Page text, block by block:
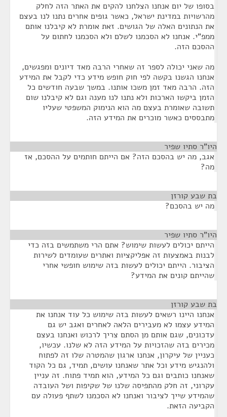
בסופו של יום אנחנו הצלחנו להקים את האתר הזה לחלק
מהרשויות במדינת ישראל, כאשר גופים אחרים נתנו לנו בעצם
את הנתונים האלה של הגושים. זאת אומרת לא קיבלנו אותם
ממפ"י. אנחנו לא הסכמנו לשלם ולא הסכמנו לחתום על
ההסכם הזה.
מה שאני יכולה לספר זה שאחרי הרבה מאד דיונים ומפגשים,
אנחנו הגשנו בקשה לפי חוק חופש מידע כדי לקבל את המידע
הזה. הרבה מאד זמן משכו אותנו. במשך שבעה חודשים כל
הזמן ביקשו הארכות ולא נתנו לנו מענה וגם לא קיבלנו שום
תשובה שאומרת בעצם מה הוא הנימוק המשפטי שעליו
מתבססים כאשר מוכרים את המידע הזה.
היו"ר סתיו שפיר
אגב, מה יש בהסכם הזה? אם הייתם חותמים על ההסכם, אז
מה?
בת שבע קורזן
מה יש בהסכם?
היו"ר סתיו שפיר
הייתם יכולים לעשות שימוש? אתם הרי משתמשים בזה כדי
לבנות באמצעות זה אפליקציות ואתרים שעומדים לשירות
הציבור. הייתם יכולים לעשות בזה שימוש חופשי אחרי
שהייתם קונים את המידע?
בת שבע קורזן
אנחנו היינו רשאים לעשות בזה שימוש כל עוד אנחנו את
המידע עצמו לא מעבירים הלאה לאחרים ואגב יש גם
עדכונים, שגם אותם מן הסתם צריך לרכוש ואנחנו בעצם
מכירים בזה שהזכויות על המידע הזה לא שלנו. עכשיו,
כעניין של עיקרון, אנחנו ארגון שהמטרה שלו זה לפתוח
ולהנגיש מידע וכל אתר שאנחנו עושים, תמיד, גם כל הקוד
שאנחנו כותבים וגם כל המידע, הוא תמיד פתוח. זה עניין
עקרוני, זה חלק מהתפיסה שלנו של שקיפות ושל העובדה
שהמידע שייך לציבור ואנחנו לא הסכמנו לשתף פעולה עם
הקביעה הזאת.